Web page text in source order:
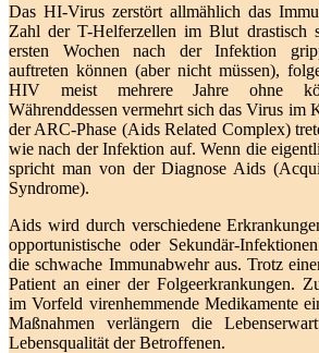
Das HI-Virus zerstört allmählich das
Zahl der T-Helferzellen im Blut drastisch
ersten Wochen nach der Infektion
auftreten können (aber nicht müssen),
HIV meist mehrere Jahre ohne
Währenddessen vermehrt sich das Virus im
der ARC-Phase (Aids Related Complex)
wie nach der Infektion auf. Wenn die
spricht man von der Diagnose Aids
Syndrome).
Aids wird durch verschiedene
opportunistische oder Sekundär-
die schwache Immunabwehr aus. Trotz
Patient an einer der Folgeerkrankungen.
im Vorfeld virenhemmende Medikamente
Maßnahmen verlängern die
Lebensqualität der Betroffenen.